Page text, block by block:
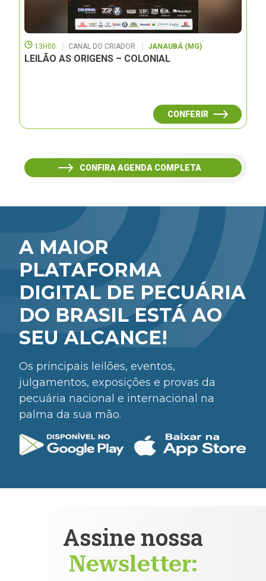
13H00 CANAL DO CRIADOR JANAUBÁ (MG)
LEILÃO AS ORIGENS – COLONIAL
CONFERIR
CONFIRA AGENDA COMPLETA
A MAIOR
PLATAFORMA
DIGITAL DE PECUÁRIA
DO BRASIL ESTÁ AO
SEU ALCANCE!
Os principais leilões, eventos,
julgamentos, exposições e provas da
pecuária nacional e internacional na
palma da sua mão.
Assine nossa
Newsletter: